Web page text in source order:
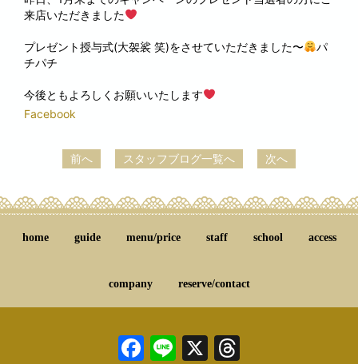
来店いただきました
プレゼント授与式(大袈裟 笑)をさせていただきました〜
パ
チパチ
今後ともよろしくお願いいたします
Facebook
前へ スタッフブログ一覧へ 次へ
home guide menu/price staff school access
company reserve/contact
Facebook
Line
X